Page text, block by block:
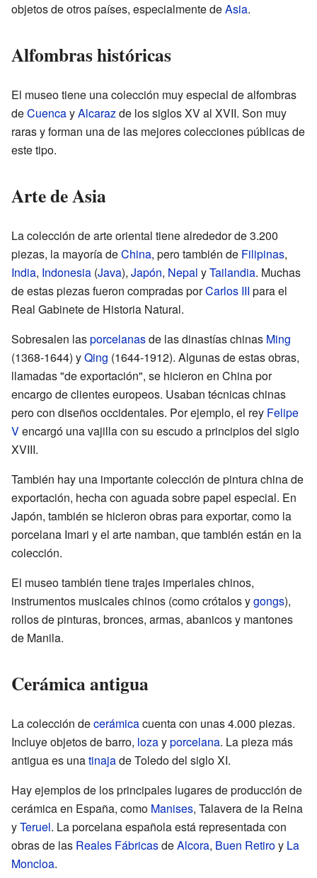
objetos de otros países, especialmente deAsia.
Alfombras históricas
El museo tiene una colección muy especial de alfombras
deCuencayAlcarazde los siglos XV al XVII. Son muy
raras y forman una de las mejores colecciones públicas de
este tipo.
Arte de Asia
La colección de arte oriental tiene alrededor de 3.200
piezas, la mayoría deChina, pero también de Filipinas,
India, Indonesia (Java), Japón, Nepal yTailandia. Muchas
de estas piezas fueron compradas porCarlos III para el
Real Gabinete de Historia Natural.
Sobresalen lasporcelanasde las dinastías chinas Ming
(1368-1644) yQing (1644-1912). Algunas de estas obras,
llamadas "de exportación", se hicieron en China por
encargo de clientes europeos. Usaban técnicas chinas
pero con diseños occidentales. Por ejemplo, el rey Felipe
Vencargó una vajilla con su escudo a principios del siglo
XVIII.
También hay una importante colección de pintura china de
exportación, hecha con aguada sobre papel especial. En
Japón, también se hicieron obras para exportar, como la
porcelana Imari y el arte namban, que también están en la
colección.
El museo también tiene trajes imperiales chinos,
instrumentos musicales chinos (como crótalos ygongs),
rollos de pinturas, bronces, armas, abanicos y mantones
de Manila.
Cerámica antigua
La colección decerámicacuenta con unas 4.000 piezas.
Incluye objetos de barro, lozayporcelana. La pieza más
antigua es unatinajade Toledo del siglo XI.
Hay ejemplos de los principales lugares de producción de
cerámica en España, como Manises, Talavera de la Reina
yTeruel. La porcelana española está representada con
obras de las Reales FábricasdeAlcora, Buen Retiroy La
Moncloa.